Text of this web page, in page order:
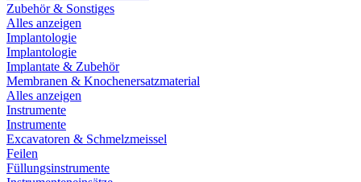
Zubehör & Sonstiges
Alles anzeigen
Implantologie
Implantologie
Implantate & Zubehör
Membranen & Knochenersatzmaterial
Alles anzeigen
Instrumente
Instrumente
Excavatoren & Schmelzmeissel
Feilen
Füllungsinstrumente